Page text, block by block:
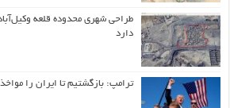
دارد
ترامپ: بازگشتیم تا ایران را